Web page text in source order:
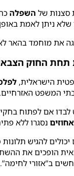
סצנות של השפלה
שלא ניתן לאמת
את מוחמד בהאר
הישראלית,
המשפט האזרחיים.
אם לפתוח
נסגרו ללא
יכולים להגיש
הופכים את
ב”אזורי לחימה”.